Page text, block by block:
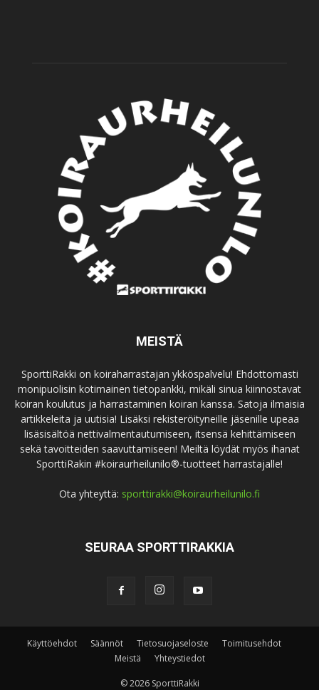
MEISTÄ
SporttiRakki on koiraharrastajan ykköspalvelu! Ehdottomasti
monipuolisin kotimainen tietopankki, mikäli sinua kiinnostavat
koiran koulutus ja harrastaminen koiran kanssa. Satoja ilmaisia
artikkeleita ja uutisia! Lisäksi rekisteröityneille jäsenille upeaa
lisäsisältöä nettivalmentautumiseen, itsensä kehittämiseen
sekä tavoitteiden saavuttamiseen! Meiltä löydät myös ihanat
SporttiRakin #koiraurheilunilo®-tuotteet harrastajalle!
Ota yhteyttä: sporttirakki@koiraurheilunilo.fi
SEURAA SPORTTIRAKKIA
Käyttöehdot Säännöt Tietosuojaseloste
Toimitusehdot
Meistä
Yhteystiedot
© 2026 SporttiRakki